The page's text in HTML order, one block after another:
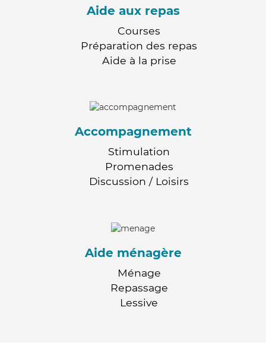
Aide aux repas
Courses
Préparation des repas
Aide à la prise
Accompagnement
Stimulation
Promenades
Discussion / Loisirs
Aide ménagère
Ménage
Repassage
Lessive